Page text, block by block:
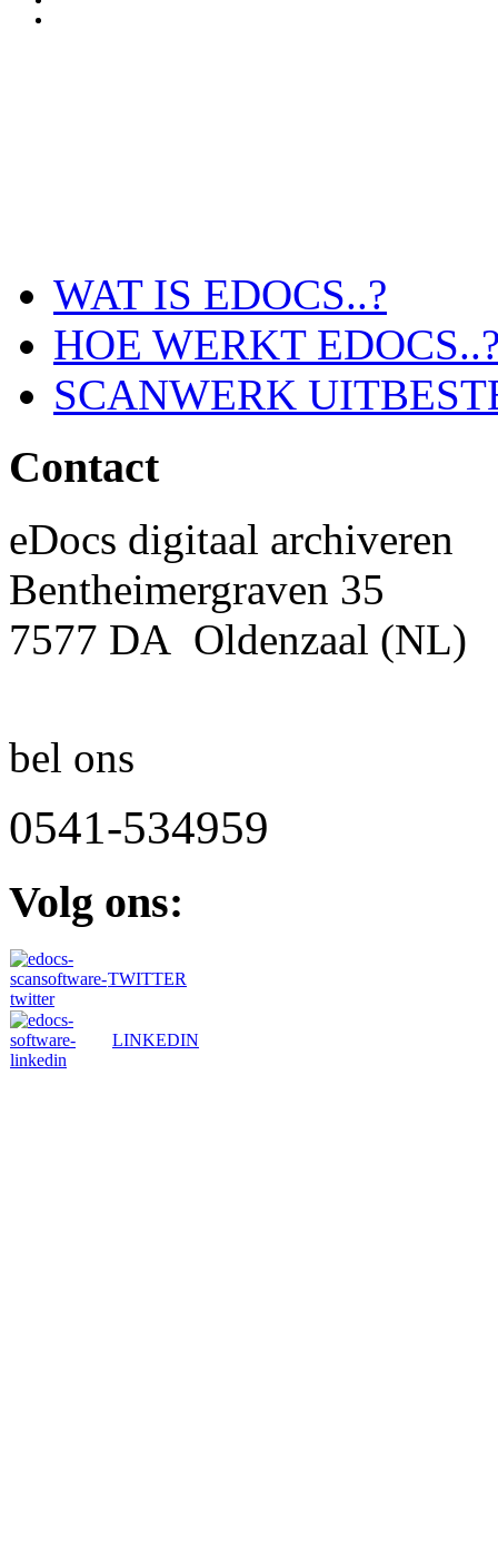
WAT IS EDOCS..?
HOE WERKT
SCANWERK
Contact
eDocs digitaal archiveren
Bentheimergraven 35
7577 DA Oldenzaal (NL)
bel ons
0541-534959
Volg ons:
TWITTER
LINKEDIN